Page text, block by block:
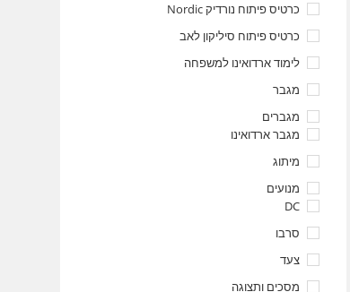
כרטיס פיתוח נורדיק Nordic
כרטיס פיתוח סיליקון לאב
לימוד ארדואינו למשפחה
מגבר
מגברים
מגבר ארדואינו
מיתוג
מנועים
DC
סרבו
צעד
מסכים ותצוגה